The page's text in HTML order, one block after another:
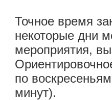
Точное время
некоторые дни
мероприятия,
по
минут).